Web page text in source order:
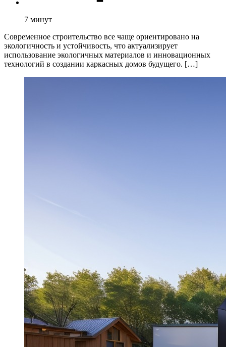
7 минут
Современное строительство все чаще ориентировано на
экологичность и устойчивость, что актуализирует
использование экологичных материалов и инновационных
технологий в создании каркасных домов будущего. […]